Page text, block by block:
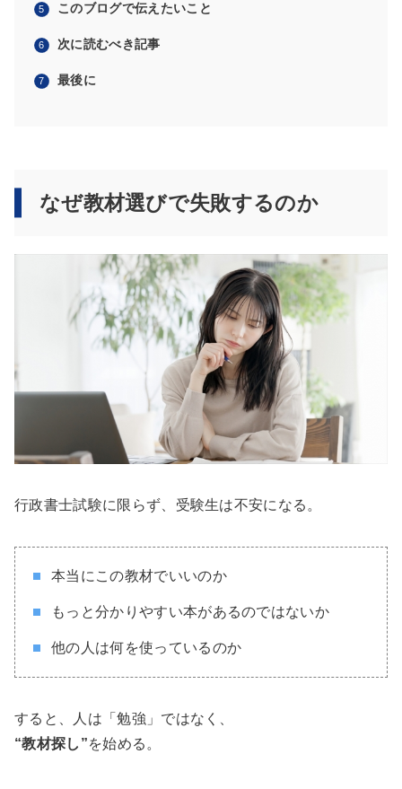
このブログで伝えたいこと
次に読むべき記事
最後に
なぜ教材選びで失敗するのか
行政書士試験に限らず、受験生は不安になる。
本当にこの教材でいいのか
もっと分かりやすい本があるのではないか
他の人は何を使っているのか
すると、人は「勉強」ではなく、
“教材探し”を始める。